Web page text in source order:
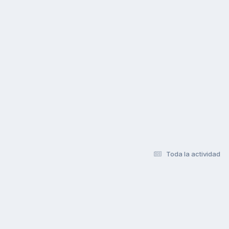
Toda la actividad